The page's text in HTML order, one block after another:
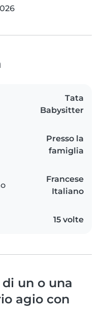
Tata
Babysitter
Presso la
famiglia
Francese
Italiano
15 volte
un o una
agio con